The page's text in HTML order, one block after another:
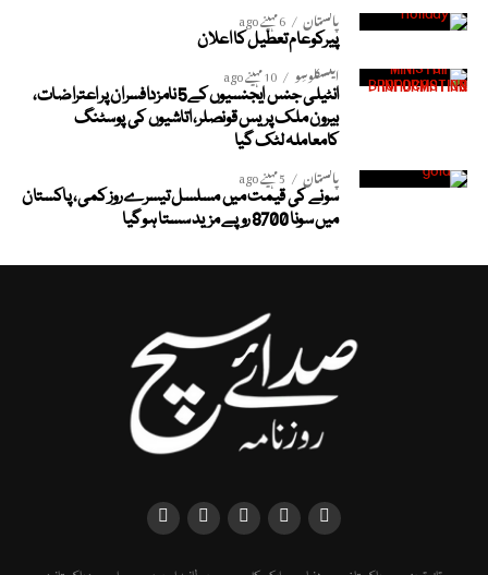
پاکستان 6 مہینے ago
پیرکوعام تعطیل کا اعلان
ایکسکلوسِو 10 مہینے ago
انٹیلی جنس ایجنسیوں کے5 نامزدافسران پر اعتراضات،
بیرون ملک پریس قونصلر، اتاشیوں کی پوسٹنگ
کامعاملہ لٹک گیا
پاکستان 5 مہینے ago
سونے کی قیمت میں مسلسل تیسرے روز کمی، پاکستان
میں سونا 8700 روپے مزید سستا ہوگیا